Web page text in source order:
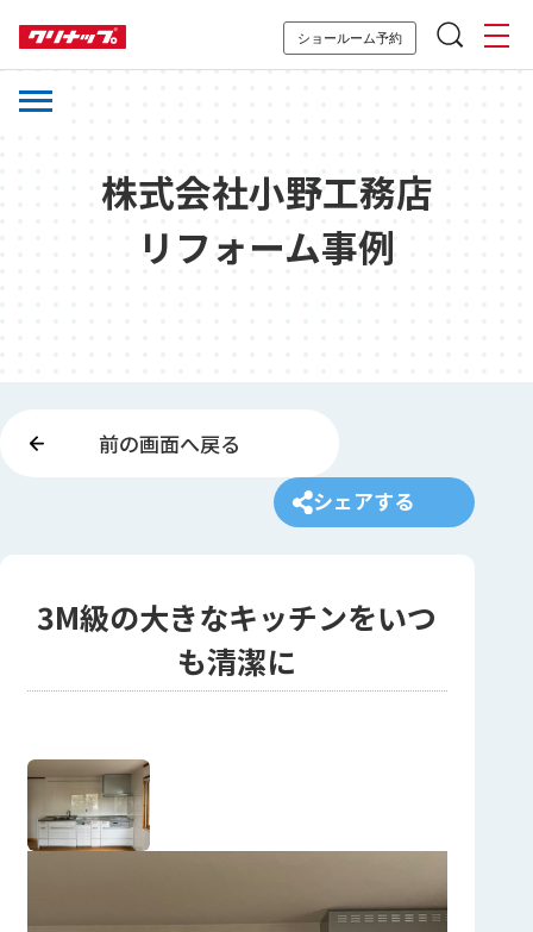
ショールーム予約
株式会社小野工務店
リフォーム事例
前の画面へ戻る
シェアする
3M級の大きなキッチンをいつ
も清潔に